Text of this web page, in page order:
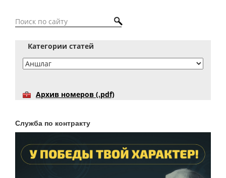
Категории статей
Архив номеров (.pdf)
Служба по контракту